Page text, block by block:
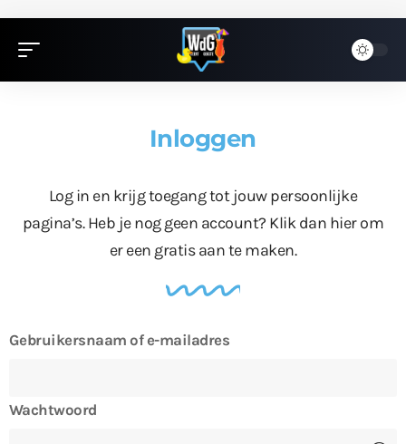
Inloggen
Log in en krijg toegang tot jouw persoonlijke
pagina’s. Heb je nog geen account? Klik dan hierom
er een gratis aan te maken.
Gebruikersnaam of e-mailadres
Wachtwoord